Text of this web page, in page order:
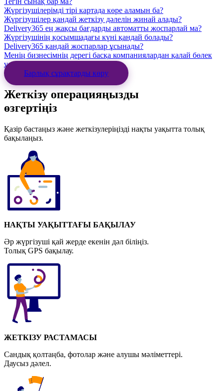
Жүргізушілерімді тірі картада көре аламын ба?
Жүргізушілер қандай жеткізу дәлелін жинай алады?
Delivery365 ең жақсы бағдарды автоматты жоспарлай ма?
Жүргізушінің қосымшадағы күні қандай болады?
Delivery365 қандай жоспарлар ұсынады?
Менің бизнесімнің дерегі басқа компаниялардан қалай бөлек
ұсталады?
Барлық сұрақтарды көру
Жеткізу операцияңызды
өзгертіңіз
Қазір бастаңыз және жеткізулеріңізді нақты уақытта толық
бақылаңыз.
НАҚТЫ УАҚЫТТАҒЫ БАҚЫЛАУ
Әр жүргізуші қай жерде екенін дәл біліңіз.
Толық GPS бақылау.
ЖЕТКІЗУ РАСТАМАСЫ
Сандық қолтаңба, фотолар және алушы мәліметтері.
Даусыз дәлел.